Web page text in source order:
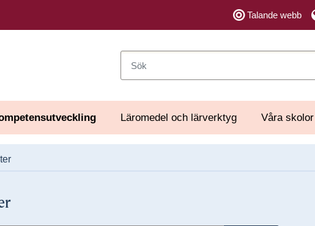
Talande webb
Läromedel och lärverktyg Våra skolor